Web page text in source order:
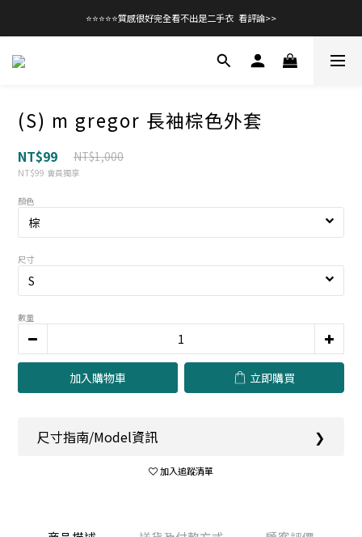
⭐⭐⭐⭐⭐質感很好完全看不出是二手衣  看評論>>
(S) m gregor 長袖棕色外套
NT$99 NT$1,000
NT$99 會員獨享
顏色
尺寸
數量
加入購物車 立即購買
尺寸指南/Model資訊 ❯
加入追蹤清單